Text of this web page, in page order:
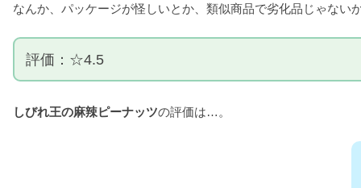
なんか、パッケージが怪しいとか、類似商品で劣化品じゃな
評価：☆4.5
しびれ王の麻辣ピーナッツの評価は…。